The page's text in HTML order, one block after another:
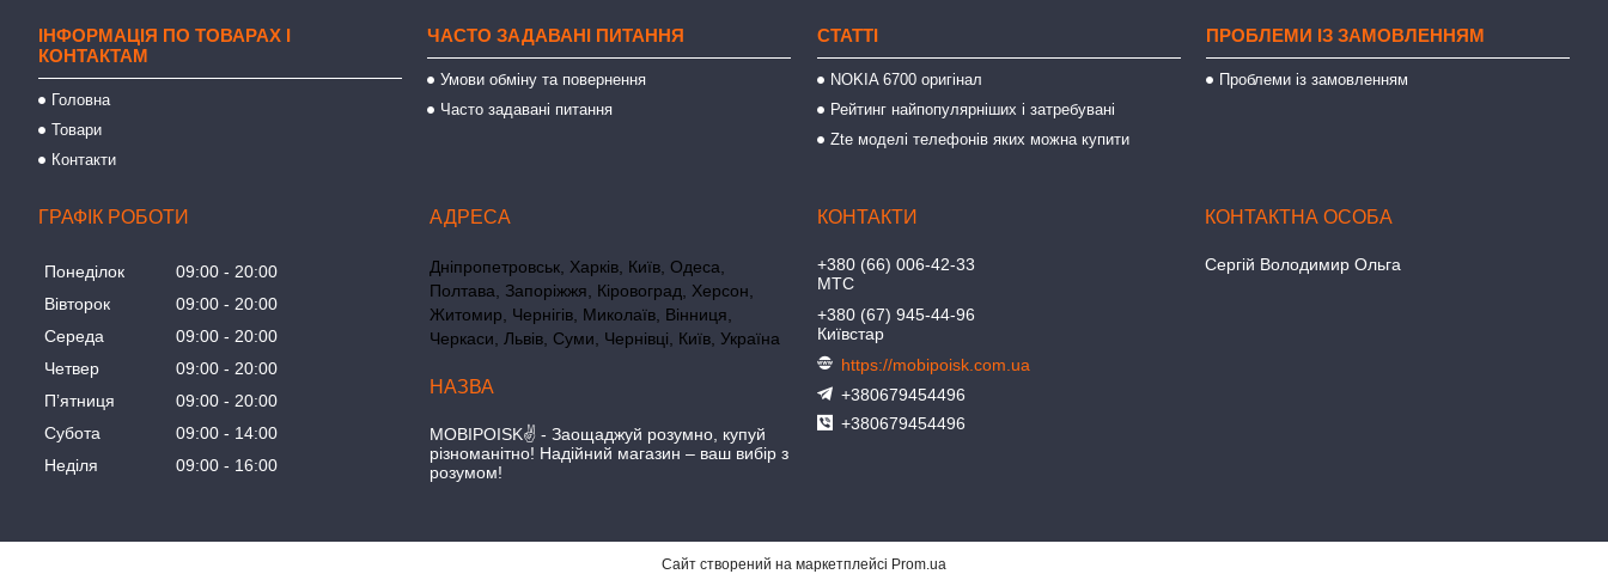
ІНФОРМАЦІЯ ПО ТОВАРАХ І
КОНТАКТАМ
Головна
Товари
Контакти
ЧАСТО ЗАДАВАНІ ПИТАННЯ
Умови обміну та повернення
Часто задавані питання
СТАТТІ
NOKIA 6700 оригінал
Рейтинг найпопулярніших і затребувані
Zte моделі телефонів яких можна купити
ПРОБЛЕМИ ІЗ ЗАМОВЛЕННЯМ
Проблеми із замовленням
ГРАФІК РОБОТИ
Понеділок 09:00
20:00
Вівторок
09:00
20:00
Середа
09:00
20:00
Четвер
09:00
20:00
Пʼятниця
09:00
20:00
Субота
09:00
14:00
Неділя
09:00 16:00
Дніпропетровськ, Харків, Київ, Одеса,
Полтава, Запоріжжя, Кіровоград, Херсон,
Житомир, Чернігів, Миколаїв, Вінниця,
Черкаси, Львів, Суми, Чернівці, Київ, Україна
MOBIPOISK✌ - Заощаджуй розумно, купуй
різноманітно! Надійний магазин – ваш вибір з
розумом!
+380 (66) 006-42-33
МТС
+380 (67) 945-44-96
Київстар
https://mobipoisk.com.ua
+380679454496
+380679454496
Сергій Володимир Ольга
Сайт створений на маркетплейсі Prom.ua